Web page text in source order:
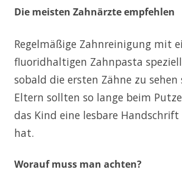
Die meisten Zahnärzte empfehlen
Regelmäßige Zahnreinigung mit
fluoridhaltigen Zahnpasta
sobald die ersten Zähne zu sehen
Eltern sollten so lange beim
das Kind eine lesbare
hat.
Worauf muss man achten?